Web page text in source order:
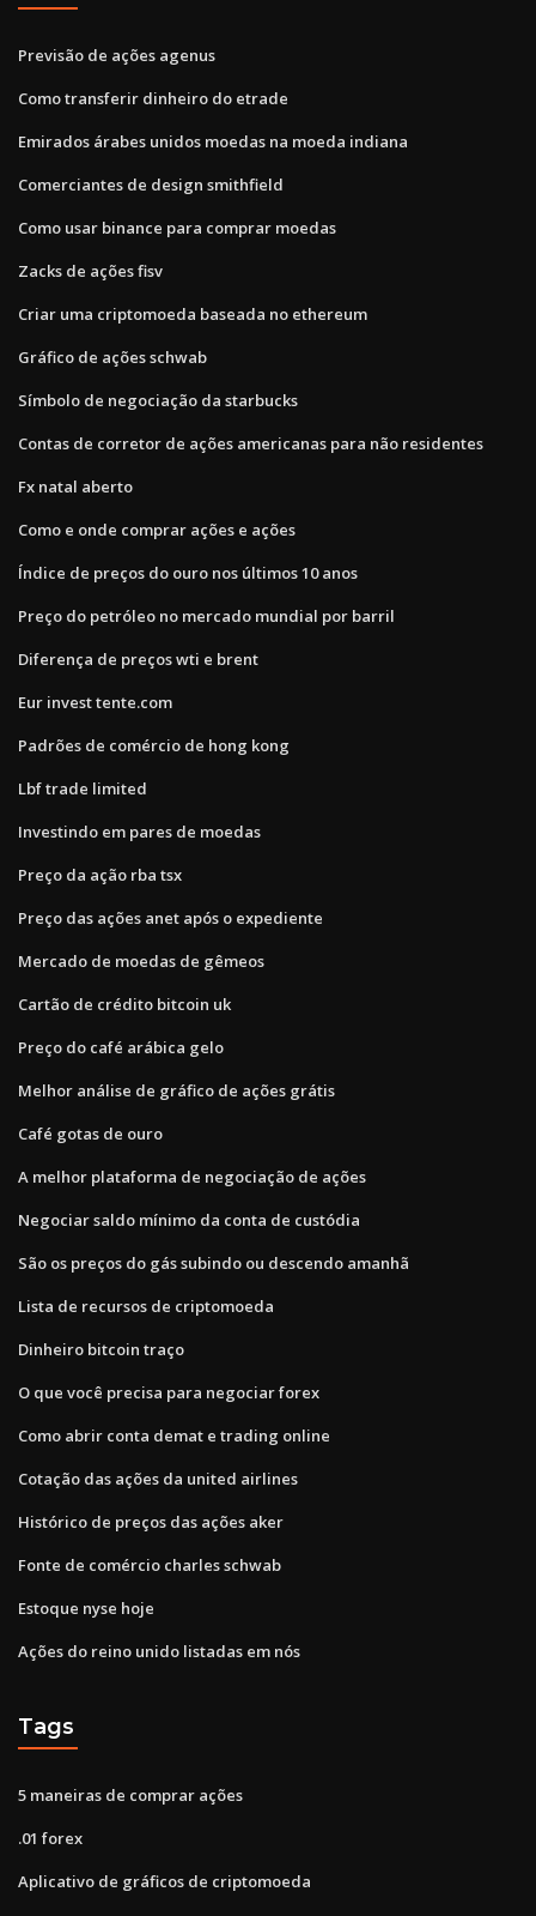
Previsão de ações agenus
Como transferir dinheiro do etrade
Emirados árabes unidos moedas na moeda indiana
Comerciantes de design smithfield
Como usar binance para comprar moedas
Zacks de ações fisv
Criar uma criptomoeda baseada no ethereum
Gráfico de ações schwab
Símbolo de negociação da starbucks
Contas de corretor de ações americanas para não residentes
Fx natal aberto
Como e onde comprar ações e ações
Índice de preços do ouro nos últimos 10 anos
Preço do petróleo no mercado mundial por barril
Diferença de preços wti e brent
Eur invest tente.com
Padrões de comércio de hong kong
Lbf trade limited
Investindo em pares de moedas
Preço da ação rba tsx
Preço das ações anet após o expediente
Mercado de moedas de gêmeos
Cartão de crédito bitcoin uk
Preço do café arábica gelo
Melhor análise de gráfico de ações grátis
Café gotas de ouro
A melhor plataforma de negociação de ações
Negociar saldo mínimo da conta de custódia
São os preços do gás subindo ou descendo amanhã
Lista de recursos de criptomoeda
Dinheiro bitcoin traço
O que você precisa para negociar forex
Como abrir conta demat e trading online
Cotação das ações da united airlines
Histórico de preços das ações aker
Fonte de comércio charles schwab
Estoque nyse hoje
Ações do reino unido listadas em nós
Tags
5 maneiras de comprar ações
.01 forex
Aplicativo de gráficos de criptomoeda